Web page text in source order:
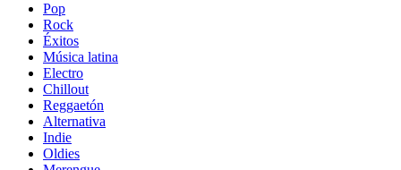
Pop
Rock
Éxitos
Música latina
Electro
Chillout
Reggaetón
Alternativa
Indie
Oldies